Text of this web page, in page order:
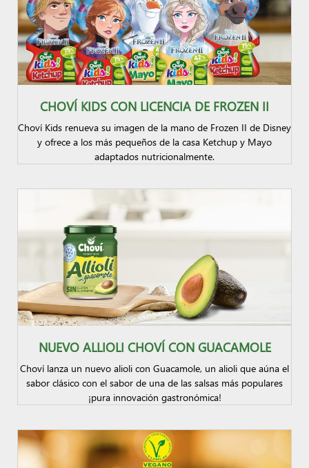
CHOVÍ KIDS CON LICENCIA DE FROZEN II
Choví Kids renueva su imagen de la mano de Frozen II de Disney
y ofrece a los más pequeños de la casa Ketchup y Mayo
adaptados nutricionalmente.
NUEVO ALLIOLI CHOVÍ CON GUACAMOLE
Choví lanza un nuevo alioli con Guacamole, un alioli que aúna el
sabor clásico con el sabor de una de las salsas más populares
¡pura innovación gastronómica!